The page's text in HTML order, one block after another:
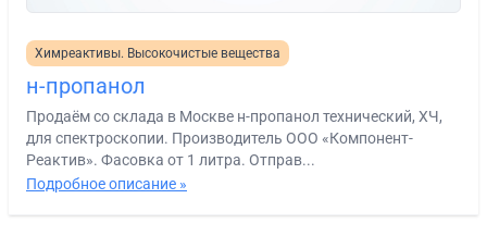
Химреактивы. Высокочистые вещества
н-пропанол
Продаём со склада в Москве н-пропанол технический, ХЧ,
для спектроскопии. Производитель ООО «Компонент-
Реактив». Фасовка от 1 литра. Отправ...
Подробное описание »